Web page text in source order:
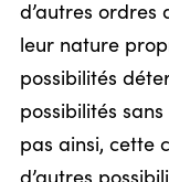
d’autres ordres
leur nature
possibilités
possibilités sans
pas ainsi, cette